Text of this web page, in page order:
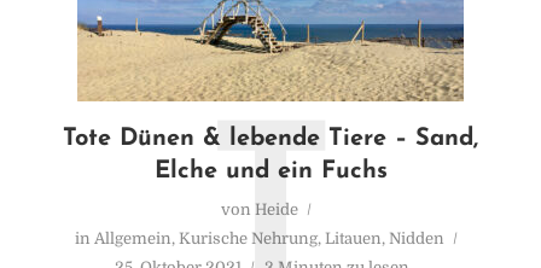
Tote Dünen & lebende Tiere – Sand,
Elche und ein Fuchs
von Heide
in Allgemein, Kurische Nehrung, Litauen, Nidden